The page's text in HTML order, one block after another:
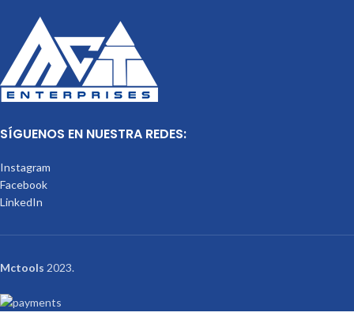
SÍGUENOS EN NUESTRA REDES:
Instagram
Facebook
LinkedIn
Mctools 2023.